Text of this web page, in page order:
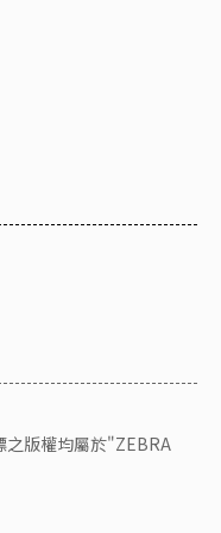
之版權均屬於"ZEBRA